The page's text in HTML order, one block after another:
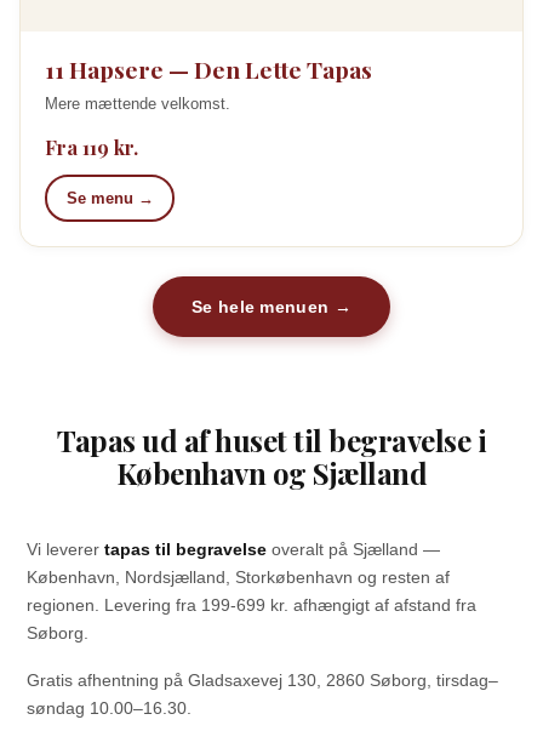
11 Hapsere — Den Lette Tapas
Mere mættende velkomst.
Fra 119 kr.
Se menu →
Se hele menuen →
Tapas ud af huset til begravelse i
København og Sjælland
Vi leverer tapas til begravelse overalt på Sjælland —
København, Nordsjælland, Storkøbenhavn og resten af
regionen. Levering fra 199-699 kr. afhængigt af afstand fra
Søborg.
Gratis afhentning på Gladsaxevej 130, 2860 Søborg, tirsdag–
søndag 10.00–16.30.